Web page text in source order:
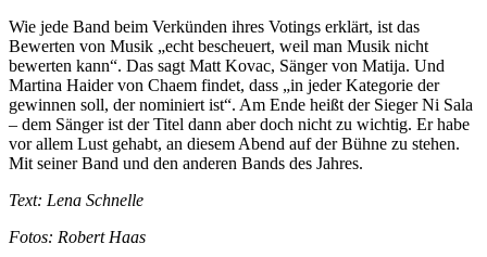
Wie jede Band beim Verkünden ihres Votings erklärt, ist das
Bewerten von Musik „echt bescheuert, weil man Musik nicht
bewerten kann“. Das sagt Matt Kovac, Sänger von Matija. Und
Martina Haider von Chaem findet, dass „in jeder Kategorie der
gewinnen soll, der nominiert ist“. Am Ende heißt der Sieger Ni Sala
– dem Sänger ist der Titel dann aber doch nicht zu wichtig. Er habe
vor allem Lust gehabt, an diesem Abend auf der Bühne zu stehen.
Mit seiner Band und den anderen Bands des Jahres.
Text: Lena Schnelle
Fotos: Robert Haas